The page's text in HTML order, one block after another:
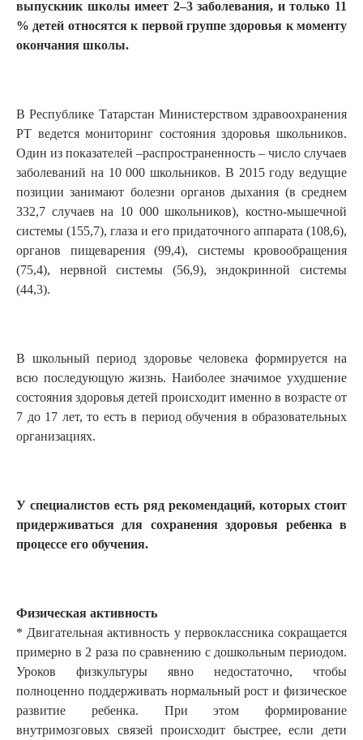
выпускник школы имеет 2–3 заболевания, и только 11
% детей относятся к первой группе здоровья к моменту
окончания школы.
В Республике Татарстан Министерством здравоохранения
РТ ведется мониторинг состояния здоровья школьников.
Один из показателей –распространенность – число случаев
заболеваний на 10 000 школьников. В 2015 году ведущие
позиции занимают болезни органов дыхания (в среднем
332,7 случаев на 10 000 школьников), костно-мышечной
системы (155,7), глаза и его придаточного аппарата (108,6),
органов пищеварения (99,4), системы кровообращения
(75,4), нервной системы (56,9), эндокринной системы
(44,3).
В школьный период здоровье человека формируется на
всю последующую жизнь. Наиболее значимое ухудшение
состояния здоровья детей происходит именно в возрасте от
7 до 17 лет, то есть в период обучения в образовательных
организациях.
У специалистов есть ряд рекомендаций, которых стоит
придерживаться для сохранения здоровья ребенка в
процессе его обучения.
Физическая активность
* Двигательная активность у первоклассника сокращается
примерно в 2 раза по сравнению с дошкольным периодом.
Уроков физкультуры явно недостаточно, чтобы
полноценно поддерживать нормальный рост и физическое
развитие ребенка. При этом формирование
внутримозговых связей происходит быстрее, если дети